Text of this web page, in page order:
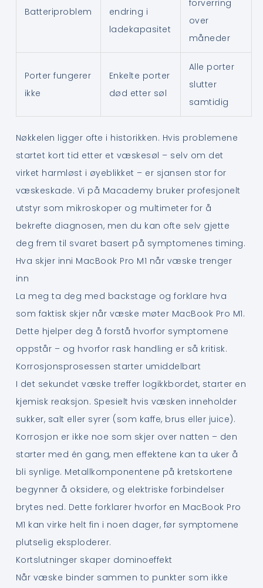
Batteriproblem
endring i
ladekapasitet
forverring
over
måneder
Porter fungerer
ikke
Enkelte porter
død etter søl
Alle porter
slutter
samtidig
Nøkkelen ligger ofte i historikken. Hvis problemene
startet kort tid etter et væskesøl – selv om det
virket harmløst i øyeblikket – er sjansen stor for
væskeskade. Vi på Macademy bruker profesjonelt
utstyr som mikroskoper og multimeter for å
bekrefte diagnosen, men du kan ofte selv gjette
deg frem til svaret basert på symptomenes timing.
Hva skjer inni MacBook Pro M1 når væske trenger
inn
La meg ta deg med backstage og forklare hva
som faktisk skjer når væske møter MacBook Pro M1.
Dette hjelper deg å forstå hvorfor symptomene
oppstår – og hvorfor rask handling er så kritisk.
Korrosjonsprosessen starter umiddelbart
I det sekundet væske treffer logikkbordet, starter en
kjemisk reaksjon. Spesielt hvis væsken inneholder
sukker, salt eller syrer (som kaffe, brus eller juice).
Korrosjon er ikke noe som skjer over natten – den
starter med én gang, men effektene kan ta uker å
bli synlige. Metallkomponentene på kretskortene
begynner å oksidere, og elektriske forbindelser
brytes ned. Dette forklarer hvorfor en MacBook Pro
M1 kan virke helt fin i noen dager, før symptomene
plutselig eksploderer.
Kortslutninger skaper dominoeffekt
Når væske binder sammen to punkter som ikke